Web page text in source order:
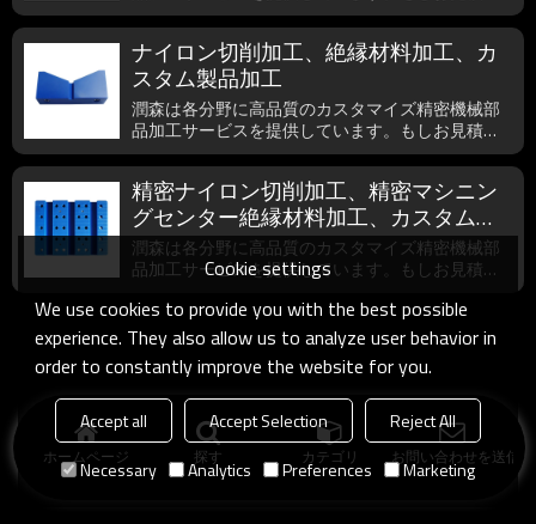
頼がございましたら、いつでもご遠慮無く、ご連
絡為さってください。
ナイロン切削加工、絶縁材料加工、カ
スタム製品加工
潤森は各分野に高品質のカスタマイズ精密機械部
品加工サービスを提供しています。もしお見積依
頼がございましたら、いつでもご遠慮無く、ご連
絡為さってください。
精密ナイロン切削加工、精密マシニン
グセンター絶縁材料加工、カスタム絶
縁製品加工
潤森は各分野に高品質のカスタマイズ精密機械部
品加工サービスを提供しています。もしお見積依
絡為さってください。
ホームページ 探す カテゴリ お問い合わせを送信
Cookie settings
We use cookies to provide you with the best possible
experience. They also allow us to analyze user behavior in
order to constantly improve the website for you.
Accept all Accept Selection
Reject All
Necessary
Analytics Preferences Marketing